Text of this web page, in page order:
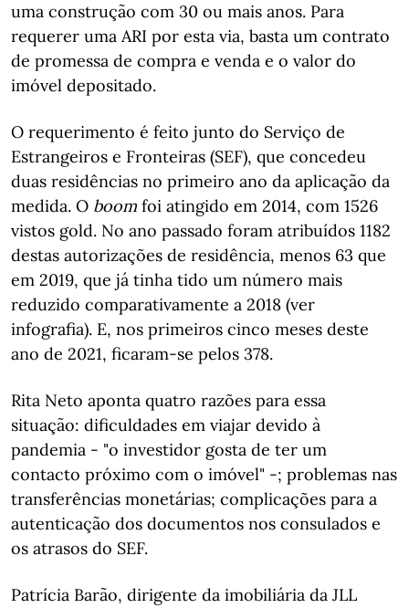
uma construção com 30 ou mais anos. Para
requerer uma ARI por esta via, basta um contrato
de promessa de compra e venda e o valor do
imóvel depositado.
O requerimento é feito junto do Serviço de
Estrangeiros e Fronteiras (SEF), que concedeu
duas residências no primeiro ano da aplicação da
medida. O boom foi atingido em 2014, com 1526
vistos gold. No ano passado foram atribuídos 1182
destas autorizações de residência, menos 63 que
em 2019, que já tinha tido um número mais
reduzido comparativamente a 2018 (ver
infografia). E, nos primeiros cinco meses deste
ano de 2021, ficaram-se pelos 378.
Rita Neto aponta quatro razões para essa
situação: dificuldades em viajar devido à
pandemia - "o investidor gosta de ter um
contacto próximo com o imóvel" -; problemas nas
transferências monetárias; complicações para a
autenticação dos documentos nos consulados e
os atrasos do SEF.
Patrícia Barão, dirigente da imobiliária da JLL